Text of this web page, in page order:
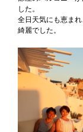
した。
全日天気にも恵ま
綺麗でした。